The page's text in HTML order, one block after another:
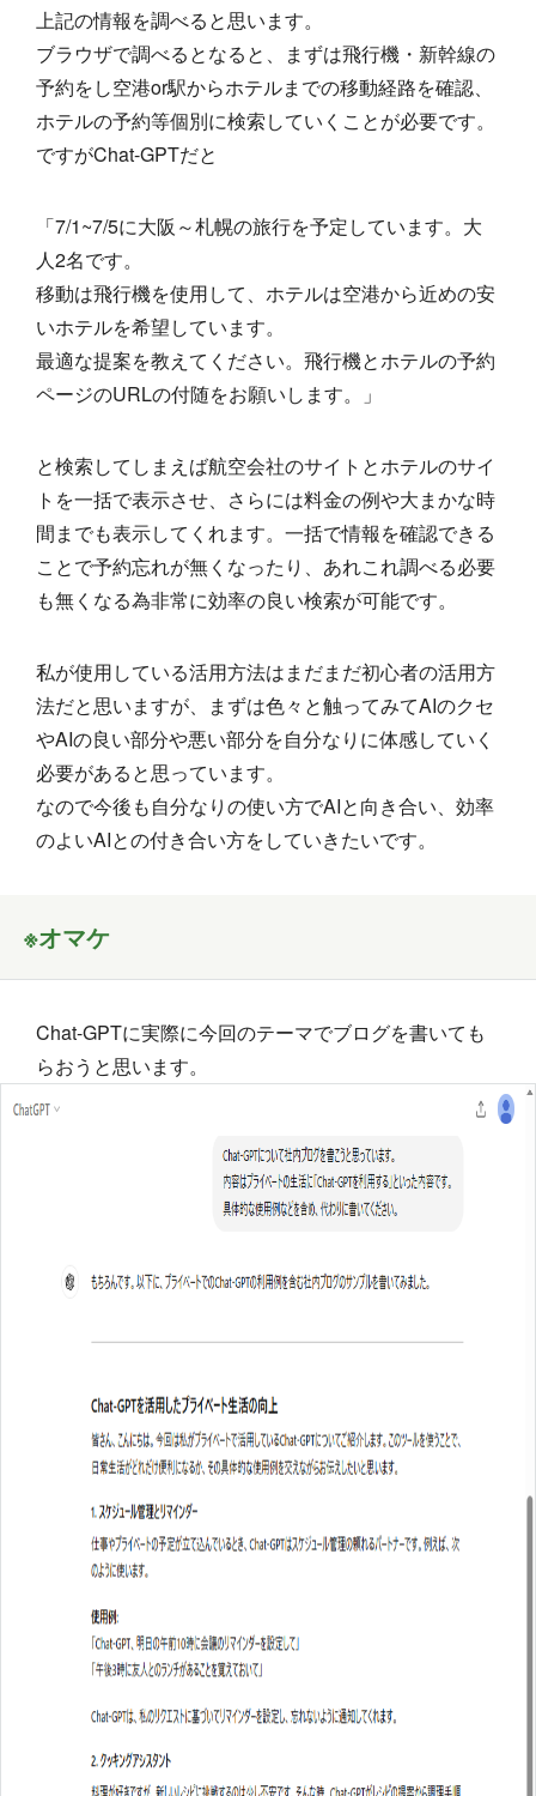
上記の情報を調べると思います。
ブラウザで調べるとなると、まずは飛行機・新幹線の
予約をし空港or駅からホテルまでの移動経路を確認、
ホテルの予約等個別に検索していくことが必要です。
ですがChat-GPTだと
「7/1~7/5に大阪～札幌の旅行を予定しています。大
人2名です。
移動は飛行機を使用して、ホテルは空港から近めの安
いホテルを希望しています。
最適な提案を教えてください。飛行機とホテルの予約
ページのURLの付随をお願いします。」
と検索してしまえば航空会社のサイトとホテルのサイ
トを一括で表示させ、さらには料金の例や大まかな時
間までも表示してくれます。一括で情報を確認できる
ことで予約忘れが無くなったり、あれこれ調べる必要
も無くなる為非常に効率の良い検索が可能です。
私が使用している活用方法はまだまだ初心者の活用方
法だと思いますが、まずは色々と触ってみてAIのクセ
やAIの良い部分や悪い部分を自分なりに体感していく
必要があると思っています。
なので今後も自分なりの使い方でAIと向き合い、効率
のよいAIとの付き合い方をしていきたいです。
※オマケ
Chat-GPTに実際に今回のテーマでブログを書いても
らおうと思います。